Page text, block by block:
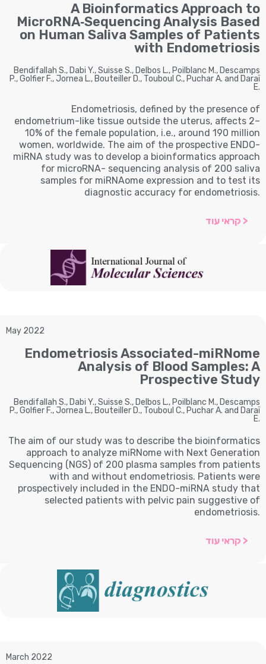
A Bioinformatics Approach to
MicroRNA‐Sequencing Analysis Based
on Human Saliva Samples of Patients
with Endometriosis
Bendifallah S., Dabi Y., Suisse S., Delbos L., Poilblanc M., Descamps
P., Golfier F., Jornea L., Bouteiller D., Touboul C., Puchar A. and Daraï
E.
Endometriosis, defined by the presence of
endometrium-like tissue outside the uterus, affects 2–
10% of the female population, i.e., around 190 million
women, worldwide. The aim of the prospective ENDO-
miRNA study was to develop a bioinformatics approach
for microRNA- sequencing analysis of 200 saliva
samples for miRNAome expression and to test its
diagnostic accuracy for endometriosis.
< קראי עוד
May 2022
Endometriosis Associated-miRNome
Analysis of Blood Samples: A
Prospective Study
Bendifallah S., Dabi Y., Suisse S., Delbos L., Poilblanc M., Descamps
P., Golfier F., Jornea L., Bouteiller D., Touboul C., Puchar A. and Daraï
E.
The aim of our study was to describe the bioinformatics
approach to analyze miRNome with Next Generation
Sequencing (NGS) of 200 plasma samples from patients
with and without endometriosis. Patients were
prospectively included in the ENDO-miRNA study that
selected patients with pelvic pain suggestive of
endometriosis.
< קראי עוד
March 2022